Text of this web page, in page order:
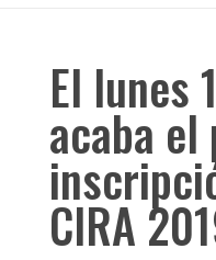
El lunes
acaba el
CIRA